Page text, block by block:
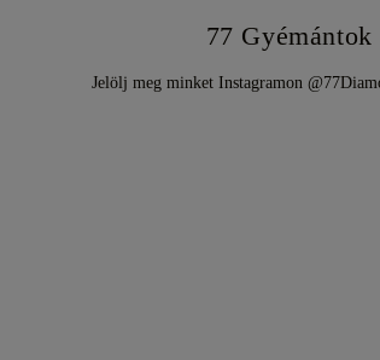
77 Gyémántok
Jelölj meg minket Instagramon